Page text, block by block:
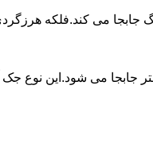
جابجا می کند.فلکه
جابجا می شود.این نوع